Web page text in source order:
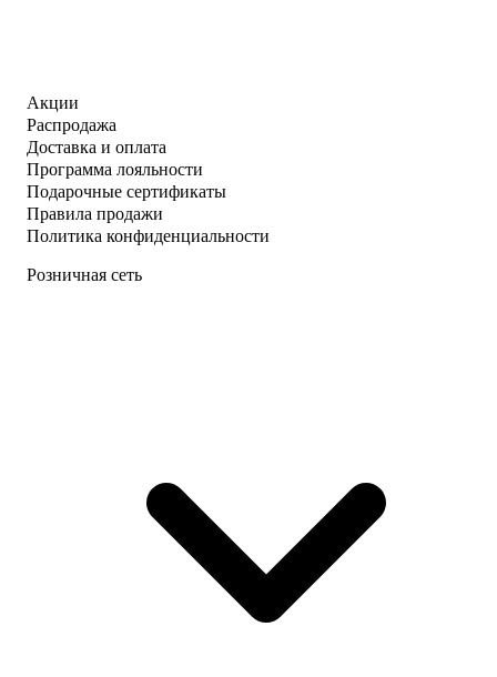
Акции
Распродажа
Доставка и оплата
Программа лояльности
Подарочные сертификаты
Правила продажи
Политика конфиденциальности
Розничная сеть